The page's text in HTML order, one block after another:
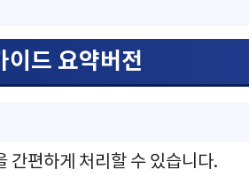
드 요약버전
간편하게 처리할 수 있습니다.